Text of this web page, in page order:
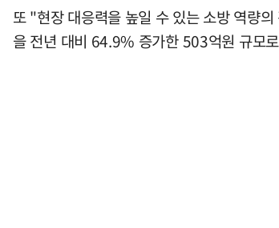
또 "현장 대응력을 높일 수 있는 소방 역량
을 전년 대비 64.9% 증가한 503억원 규모